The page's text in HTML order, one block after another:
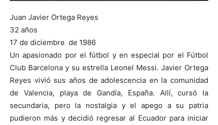
Juan Javier Ortega Reyes
32 años
17 de diciembre de 1986
Un apasionado por el fútbol y en especial por el Fútbol
Club Barcelona y su estrella Leonel Messi. Javier Ortega
Reyes vivió sus años de adolescencia en la comunidad
de Valencia, playa de Gandía, España. Allí, cursó la
secundaria, pero la nostalgia y el apego a su patria
pudieron más y decidió regresar al Ecuador para iniciar